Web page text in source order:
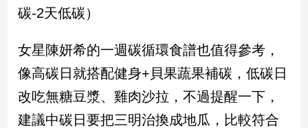
技/
遊
運
動
寵
物
Pet
碳-2天低碳）
女星陳妍希的一週碳循環食譜也值得參考，
像高碳日就搭配健身+貝果蔬果補碳，低碳日
改吃無糖豆漿、雞肉沙拉，不過提醒一下，
建議中碳日要把三明治換成地瓜，比較符合